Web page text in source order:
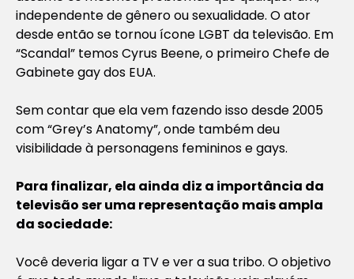
independente de gênero ou sexualidade. O ator
desde então se tornou ícone LGBT da televisão. Em
“Scandal” temos Cyrus Beene, o primeiro Chefe de
Gabinete gay dos EUA.
Sem contar que ela vem fazendo isso desde 2005
com “Grey’s Anatomy”, onde também deu
visibilidade à personagens femininos e gays.
Para finalizar, ela ainda diz a importância da
televisão ser uma representação mais ampla
da sociedade:
Você deveria ligar a TV e ver a sua tribo. O objetivo